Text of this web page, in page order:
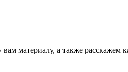
материалу, а также расскажем